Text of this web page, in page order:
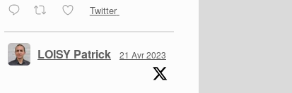
Twitter
LOISY Patrick 21 Avr 2023